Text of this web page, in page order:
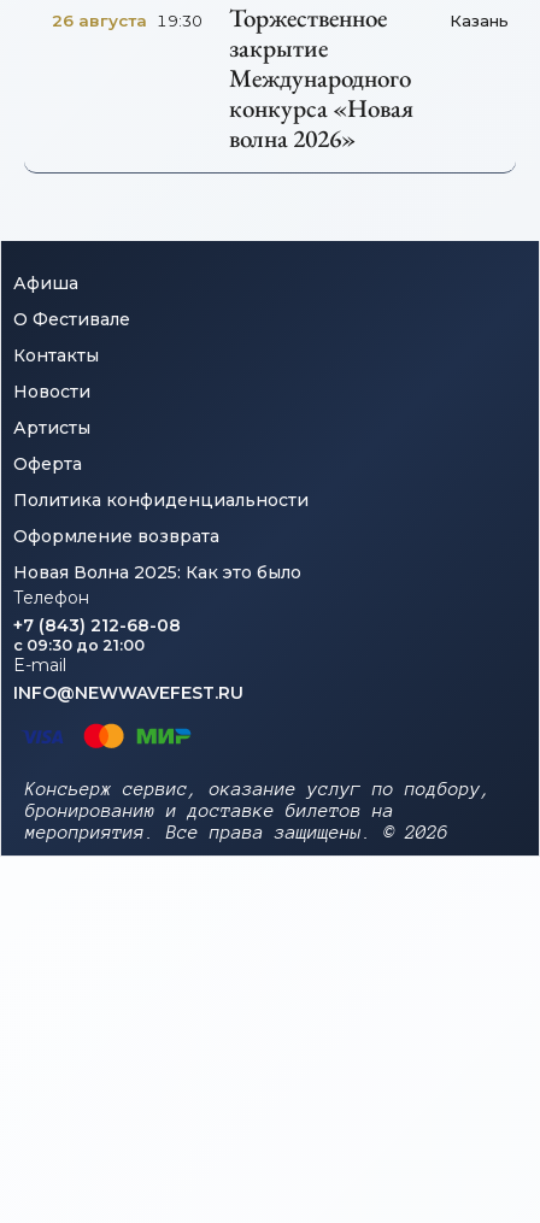
26 августа 19:30
Торжественное
закрытие
Международного
конкурса «Новая
волна 2026»
Казань
Афиша
О Фестивале
Контакты
Новости
Артисты
Оферта
Политика конфиденциальности
Оформление возврата
Новая Волна 2025: Как это было
Телефон
+7 (843) 212-68-08
c 09:30 до 21:00
E-mail
INFO@NEWWAVEFEST.RU
Консьерж сервис, оказание услуг по подбору,
бронированию и доставке билетов на
мероприятия. Все права защищены. © 2026